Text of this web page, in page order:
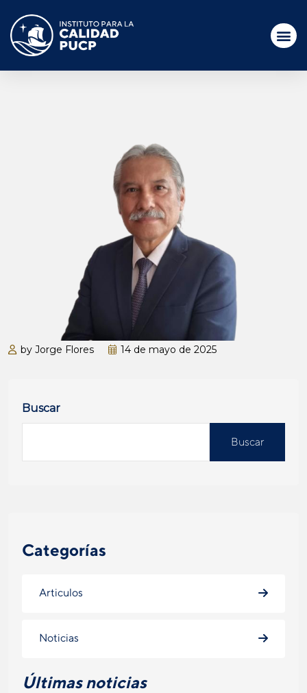
by Jorge Flores 14 de mayo de 2025
Buscar
Buscar
Categorías
Articulos
Noticias
Últimas noticias